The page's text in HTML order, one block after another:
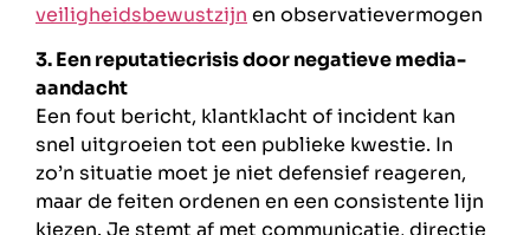
veiligheidsbewustzijn en observatievermogen
3. Een reputatiecrisis door negatieve media-
aandacht
Een fout bericht, klantklacht of incident kan
snel uitgroeien tot een publieke kwestie. In
zo’n situatie moet je niet defensief reageren,
maar de feiten ordenen en een consistente lijn
kiezen. Je stemt af met communicatie, directie